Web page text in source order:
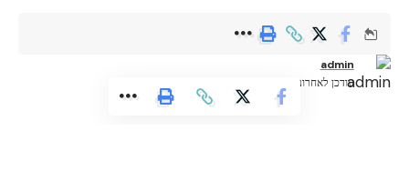
עודכן לאחרונה: אוגוסט 6, 2024 9:05 pm
admin